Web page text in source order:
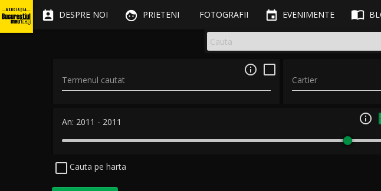
 DESPRE NOI  PRIETENI FOTOGRAFII  EVENIMENTE 
Termenul cautat

Cartier
An: 2011 - 2011 
Cauta pe harta